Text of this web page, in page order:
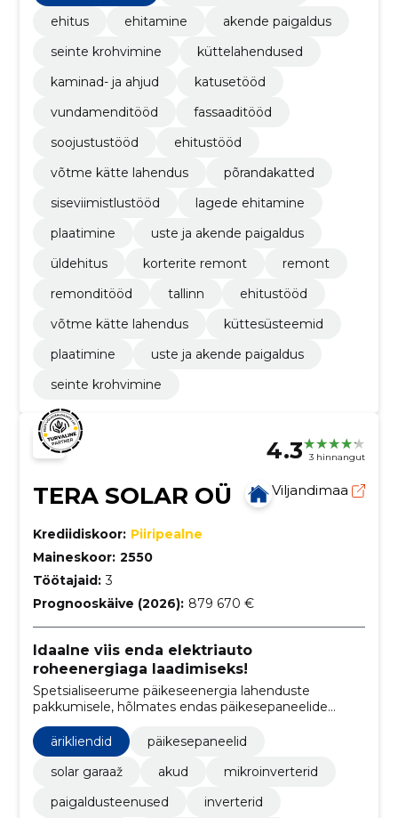
ehitus
ehitamine
akende paigaldus
seinte krohvimine
küttelahendused
kaminad- ja ahjud
katusetööd
vundamenditööd
fassaaditööd
soojustustööd
ehitustööd
võtme kätte lahendus
põrandakatted
siseviimistlustööd
lagede ehitamine
plaatimine
uste ja akende paigaldus
üldehitus
korterite remont
remont
remonditööd
tallinn
ehitustööd
võtme kätte lahendus
küttesüsteemid
plaatimine
uste ja akende paigaldus
seinte krohvimine
4.3 3 hinnangut
TERA SOLAR OÜ Viljandimaa
Krediidiskoor: Piiripealne
Maineskoor: 2550
Töötajaid: 3
Prognooskäive (2026): 879 670 €
Idaalne viis enda elektriauto
roheenergiaga laadimiseks!
Spetsialiseerume päikeseenergia lahenduste
pakkumisele, hõlmates endas päikesepaneelide
Garaažide kavandamist ja ehitamist.
ärikliendid
päikesepaneelid
solar garaaž
akud
mikroinverterid
paigaldusteenused
inverterid